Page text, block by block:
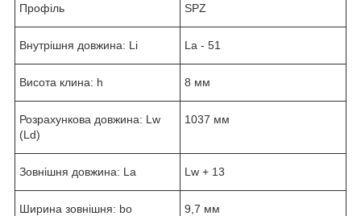
Профіль SPZ
Внутрішня довжина: Li La - 51
Висота клина: h 8 мм
Розрахункова довжина: Lw
(Ld)
1037 мм
Зовнішня довжина: La Lw + 13
Ширина зовнішня: bo 9,7 мм